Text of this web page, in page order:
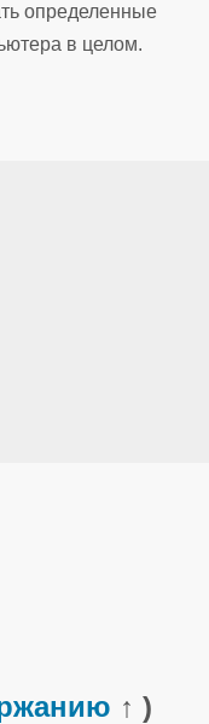
определенные
в целом.
↑ )